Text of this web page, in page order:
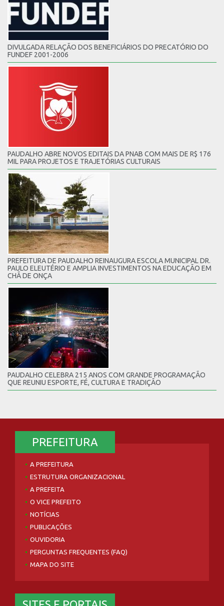
DIVULGADA RELAÇÃO DOS BENEFICIÁRIOS DO PRECATÓRIO DO
FUNDEF 2001-2006
PAUDALHO ABRE NOVOS EDITAIS DA PNAB COM MAIS DE R$ 176
MIL PARA PROJETOS E TRAJETÓRIAS CULTURAIS
PREFEITURA DE PAUDALHO REINAUGURA ESCOLA MUNICIPAL DR.
PAULO ELEUTÉRIO E AMPLIA INVESTIMENTOS NA EDUCAÇÃO EM
CHÃ DE ONÇA
PAUDALHO CELEBRA 215 ANOS COM GRANDE PROGRAMAÇÃO
QUE REUNIU ESPORTE, FÉ, CULTURA E TRADIÇÃO
PREFEITURA
A PREFEITURA
ESTRUTURA ORGANIZACIONAL
A PREFEITA
O VICE PREFEITO
NOTÍCIAS
PUBLICAÇÕES
OUVIDORIA
PERGUNTAS FREQUENTES (FAQ)
MAPA DO SITE